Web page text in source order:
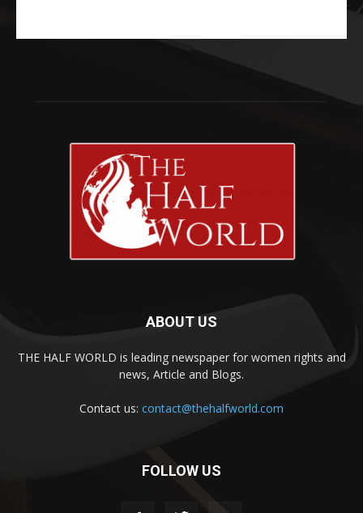
ABOUT US
THE HALF WORLD is leading newspaper for women rights and
news, Article and Blogs.
Contact us: contact@thehalfworld.com
FOLLOW US